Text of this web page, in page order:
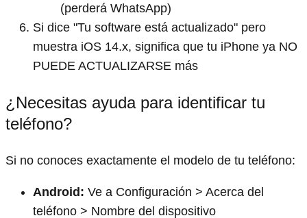
(perderá WhatsApp)
Si dice "Tu software está actualizado" pero
muestra iOS 14.x, significa que tu iPhone ya NO
PUEDE ACTUALIZARSE más
¿Necesitas ayuda para identificar tu
teléfono?
Si no conoces exactamente el modelo de tu teléfono:
Android: Ve a Configuración > Acerca del
teléfono > Nombre del dispositivo